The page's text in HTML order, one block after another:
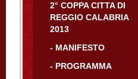
2° COPPA CITTA DI
REGGIO CALABRIA
2013
- MANIFESTO
- PROGRAMMA